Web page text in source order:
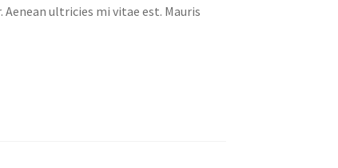
ultricies mi vitae est. Mauris